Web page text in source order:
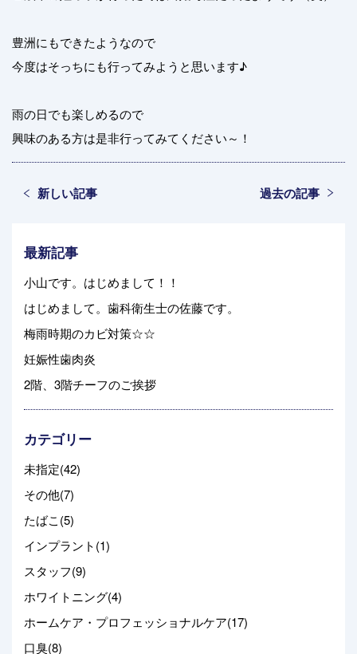
豊洲にもできたようなので
今度はそっちにも行ってみようと思います♪
雨の日でも楽しめるので
興味のある方は是非行ってみてください～！
新しい記事 過去の記事
最新記事
小山です。はじめまして！！
はじめまして。歯科衛生士の佐藤です。
梅雨時期のカビ対策☆☆
妊娠性歯肉炎
2階、3階チーフのご挨拶
カテゴリー
未指定(42)
その他(7)
たばこ(5)
インプラント(1)
スタッフ(9)
ホワイトニング(4)
ホームケア・プロフェッショナルケア(17)
口臭(8)